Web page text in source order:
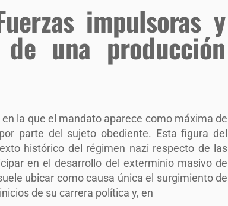
impulsoras y
una producción
la que el mandato aparece como máxima de
parte del sujeto obediente. Esta figura del
histórico del régimen nazi respecto de las
en el desarrollo del exterminio masivo de
ubicar como causa única el surgimiento de
de su carrera política y, en